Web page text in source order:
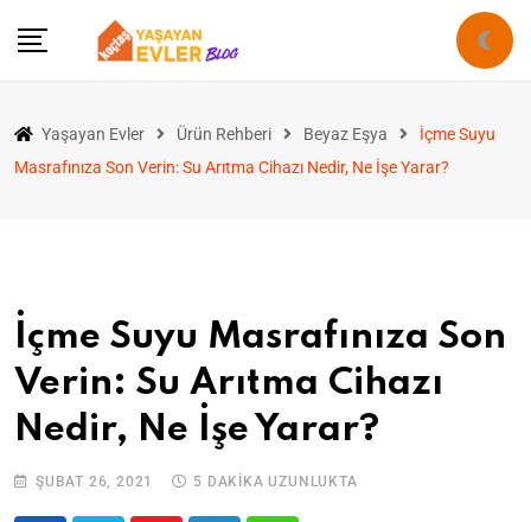
Yaşayan Evler Ürün Rehberi Beyaz Eşya
İçme Suyu
Masrafınıza Son Verin: Su Arıtma Cihazı Nedir, Ne İşe Yarar?
İçme Suyu Masrafınıza Son
Verin: Su Arıtma Cihazı
Nedir, Ne İşe Yarar?
ŞUBAT 26, 2021 5 DAKIKA UZUNLUKTA